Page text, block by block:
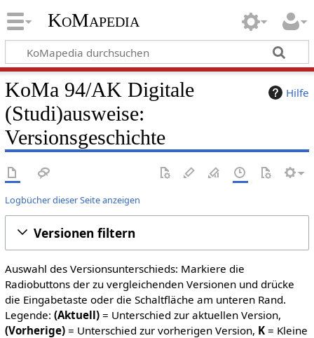
KoMapedia
Hilfe
KoMa 94/AK Digitale
(Studi)ausweise:
Versionsgeschichte
Logbücher dieser Seite anzeigen
Versionen filtern
Auswahl des Versionsunterschieds: Markiere die
Radiobuttons der zu vergleichenden Versionen und drücke
die Eingabetaste oder die Schaltfläche am unteren Rand.
Legende: (Aktuell)= Unterschied zur aktuellen Version,
(Vorherige)= Unterschied zur vorherigen Version, K= Kleine